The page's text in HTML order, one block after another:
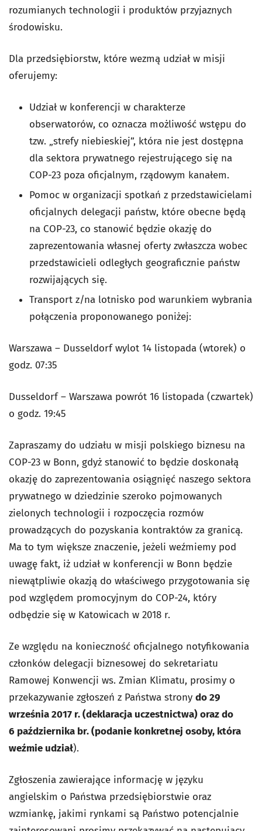
rozumianych technologii i produktów przyjaznych
środowisku.
Dla przedsiębiorstw, które wezmą udział w misji
oferujemy:
Udział w konferencji w charakterze
obserwatorów, co oznacza możliwość wstępu do
tzw. „strefy niebieskiej”, która nie jest dostępna
dla sektora prywatnego rejestrującego się na
COP-23 poza oficjalnym, rządowym kanałem.
Pomoc w organizacji spotkań z przedstawicielami
oficjalnych delegacji państw, które obecne będą
na COP-23, co stanowić będzie okazję do
zaprezentowania własnej oferty zwłaszcza wobec
przedstawicieli odległych geograficznie państw
rozwijających się.
Transport z/na lotnisko pod warunkiem wybrania
połączenia proponowanego poniżej:
Warszawa – Dusseldorf wylot 14 listopada (wtorek) o
godz. 07:35
Dusseldorf – Warszawa powrót 16 listopada (czwartek)
o godz. 19:45
Zapraszamy do udziału w misji polskiego biznesu na
COP-23 w Bonn, gdyż stanowić to będzie doskonałą
okazję do zaprezentowania osiągnięć naszego sektora
prywatnego w dziedzinie szeroko pojmowanych
zielonych technologii i rozpoczęcia rozmów
prowadzących do pozyskania kontraktów za granicą.
Ma to tym większe znaczenie, jeżeli weźmiemy pod
uwagę fakt, iż udział w konferencji w Bonn będzie
niewątpliwie okazją do właściwego przygotowania się
pod względem promocyjnym do COP-24, który
odbędzie się w Katowicach w 2018 r.
Ze względu na konieczność oficjalnego notyfikowania
członków delegacji biznesowej do sekretariatu
Ramowej Konwencji ws. Zmian Klimatu, prosimy o
przekazywanie zgłoszeń z Państwa strony do 29
września 2017 r. (deklaracja uczestnictwa) oraz do
6 października br. (podanie konkretnej osoby, która
weźmie udział).
Zgłoszenia zawierające informację w języku
angielskim o Państwa przedsiębiorstwie oraz
wzmiankę, jakimi rynkami są Państwo potencjalnie